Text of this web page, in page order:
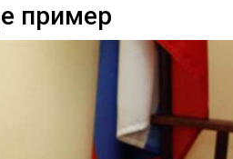
пример